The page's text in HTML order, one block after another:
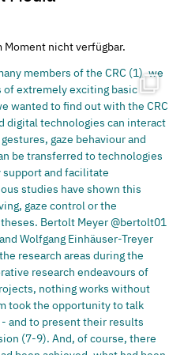
Moment nicht verfügbar.